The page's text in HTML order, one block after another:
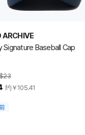
ARCHIVE
Signature Baseball Cap
约￥105.41